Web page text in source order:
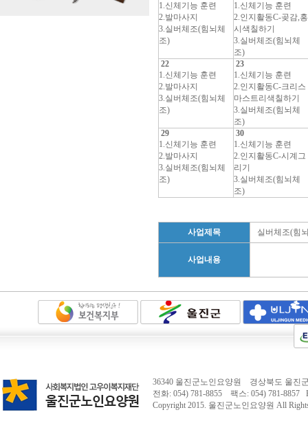
1.신체기능 훈련
2.발마사지
3.실버체조(힘뇌체
조)
1.신체기능 훈련
2.인지활동C-곶감,홍
시색칠하기
3.실버체조(힘뇌체
조)
22
1.신체기능 훈련
2.발마사지
3.실버체조(힘뇌체
조)
23
1.신체기능 훈련
2.인지활동C-크리스
마스트리색칠하기
3.실버체조(힘뇌체
조)
29
1.신체기능 훈련
2.발마사지
3.실버체조(힘뇌체
조)
30
1.신체기능 훈련
2.인지활동C-시계그
리기
3.실버체조(힘뇌체
조)
사업제목 실버체조(힘
사업내용
36340 울진군노인요양원 경상북도 울진
전화: 054) 781-8855 팩스: 054) 781-8857
Copyright 2015. 울진군노인요양원 All